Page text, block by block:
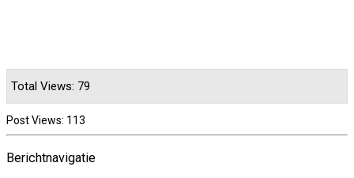
Total Views: 79
Post Views: 113
Berichtnavigatie